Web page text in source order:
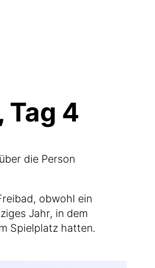
4
die Per­son
obwohl ein
Jahr, in dem
Spiel­platz hatten.